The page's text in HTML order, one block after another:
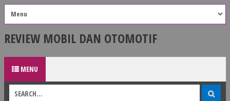
REVIEW MOBIL DAN OTOMOTIF
MENU